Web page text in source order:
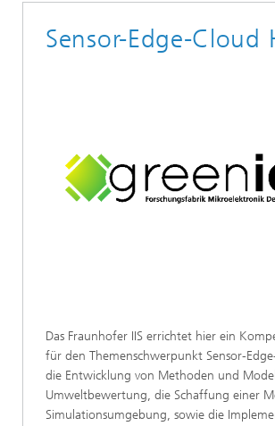
Sensor-Edge-Cloud
Das Fraunhofer IIS errichtet hier ein
für den Themenschwerpunkt Sensor-
die Entwicklung von Methoden und
Umweltbewertung, die Schaffung einer
Simulationsumgebung, sowie die